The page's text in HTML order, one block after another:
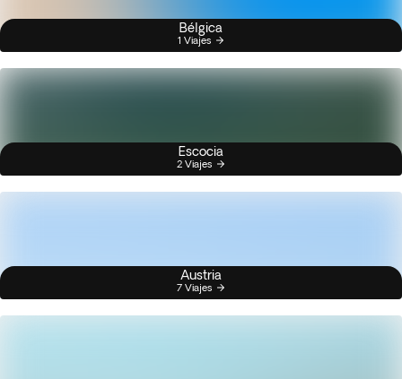
Bélgica
1 Viajes
Escocia
2 Viajes
Austria
7 Viajes